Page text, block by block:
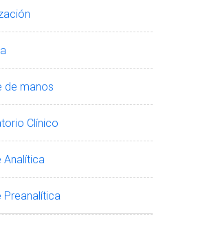
de manos
Clínico
Analítica
Preanalítica